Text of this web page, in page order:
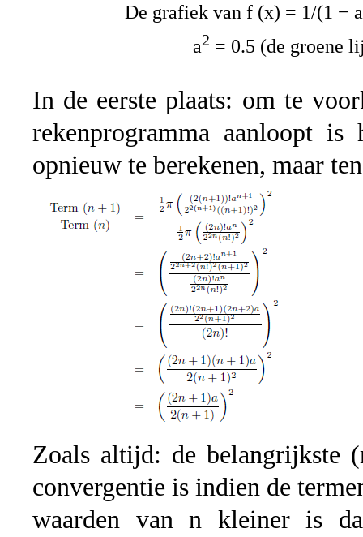
De grafiek van f (x) = 1/(1 − a
a2 = 0.5 (de groene
In de eerste plaats: om te
rekenprogramma aanloopt
opnieuw te berekenen, maar
Zoals altijd: de belangrijkste
convergentie is indien de
waarden van n kleiner is